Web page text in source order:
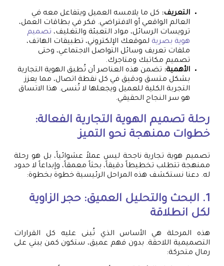
التعريف: كل ما يلامسه العميل ويتفاعل معه في
العالم الواقعي أو الافتراضي. فكر في بطاقات العمل،
ترويسات الرسائل، مواد التعبئة والتغليف، تصميم
هوية بصرية لموقعك الإلكتروني، تطبيقات الهاتف،
ملفات تعريف وسائل التواصل الاجتماعي، وحتى
تصميم مكاتبك ومتاجرك.
الأهمية: تضمن هذه العناصر أن تُطبق الهوية التجارية
بشكل متسق ودقيق في كل نقطة اتصال، مما يعزز
التجربة الكلية للعميل ويجعلها لا تُنسى. هذا الاتساق
هو سر النجاح الحقيقي.
رحلة تصميم الهوية التجارية الفعالة:
خطوات ممنهجة نحو التميز
تصميم هوية تجارية ناجحة ليس عملاً عشوائياً، بل هو رحلة
ممنهجة تتطلب تخطيطاً دقيقاً، بحثاً معمقاً، وإبداعاً لا حدود
له. دعنا نستكشف هذه المراحل الرئيسية خطوة بخطوة:
1. البحث والتحليل العميق: حجر الزاوية
لكل انطلاقة
هذه المرحلة هي الأساس الذي تُبنى عليه كل القرارات
التصميمية اللاحقة. بدون فهم عميق، ستكون كمن يبني على
رمال متحركة: